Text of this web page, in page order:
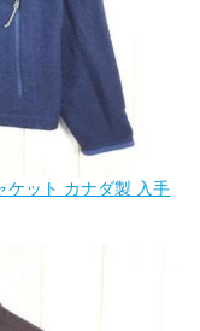
ケット カナダ製 入手